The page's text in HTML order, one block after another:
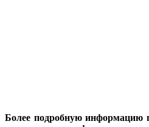
Более подробную информацию